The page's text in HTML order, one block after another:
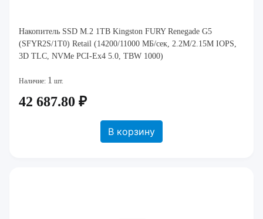
Накопитель SSD M.2 1TB Kingston FURY Renegade G5
(SFYR2S/1T0) Retail (14200/11000 МБ/сек, 2.2M/2.15M IOPS,
3D TLC, NVMe PCI-Ex4 5.0, TBW 1000)
Наличие: 1 шт.
42 687.80 ₽
В корзину